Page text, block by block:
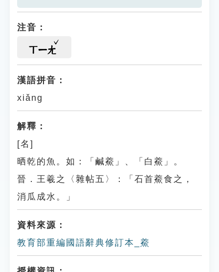
注音：
ㄒㄧㄤ
漢語拼音：
xiǎng
解釋：
[名]
晒乾的魚。如：「鹹鯗」、「白鯗」。
晉．王羲之〈雜帖五〉：「石首鯗食之，
消瓜成水。」
資料來源：
教育部重編國語辭典修訂本_鯗